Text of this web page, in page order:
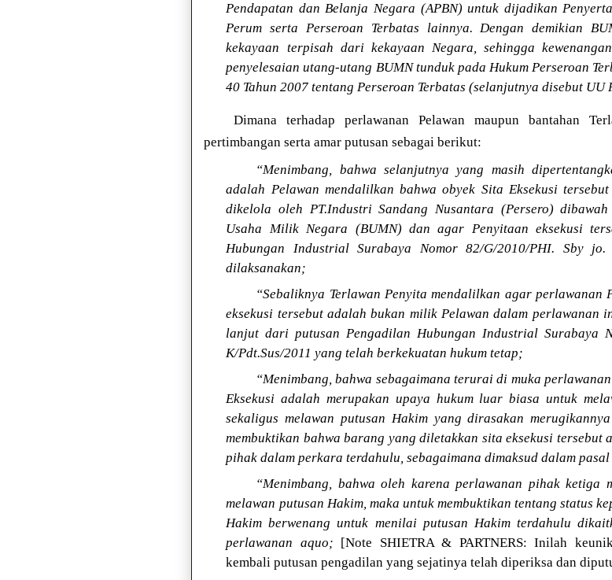
Pendapatan dan Belanja Negara (APBN) untuk dijadikan
Perum serta Perseroan Terbatas lainnya. Dengan demikian
kekayaan terpisah dari kekayaan Negara, sehingga
penyelesaian utang-utang BUMN tunduk pada Hukum Perseroan
40 Tahun 2007 tentang Perseroan Terbatas (selanjutnya disebut UU
Dimana terhadap perlawanan Pelawan maupun bantahan
pertimbangan serta amar putusan sebagai berikut:
“Menimbang, bahwa selanjutnya yang masih
adalah Pelawan mendalilkan bahwa obyek Sita Eksekusi
dikelola oleh PT.Industri Sandang Nusantara (Persero)
Usaha Milik Negara (BUMN) dan agar Penyitaan eksekusi
Hubungan Industrial Surabaya Nomor 82/G/2010/PHI. Sby
dilaksanakan;
“Sebaliknya Terlawan Penyita mendalilkan agar perlawanan
eksekusi tersebut adalah bukan milik Pelawan dalam perlawanan
lanjut dari putusan Pengadilan Hubungan Industrial Surabaya
K/Pdt.Sus/2011 yang telah berkekuatan hukum tetap;
“Menimbang, bahwa sebagaimana terurai di muka
Eksekusi adalah merupakan upaya hukum luar biasa untuk
sekaligus melawan putusan Hakim yang dirasakan
membuktikan bahwa barang yang diletakkan sita eksekusi
pihak dalam perkara terdahulu, sebagaimana dimaksud dalam
“Menimbang, bahwa oleh karena perlawanan pihak ketiga
melawan putusan Hakim, maka untuk membuktikan tentang status
Hakim berwenang untuk menilai putusan Hakim terdahulu
perlawanan aquo; [Note SHIETRA & PARTNERS: Inilah
kembali putusan pengadilan yang sejatinya telah diperiksa dan